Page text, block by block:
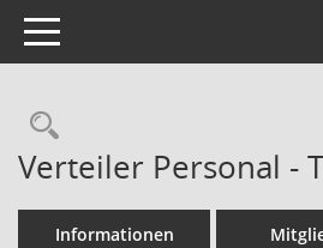
Toggle navigation
Rechercheauswahl
Verteiler Personal -
Informationen